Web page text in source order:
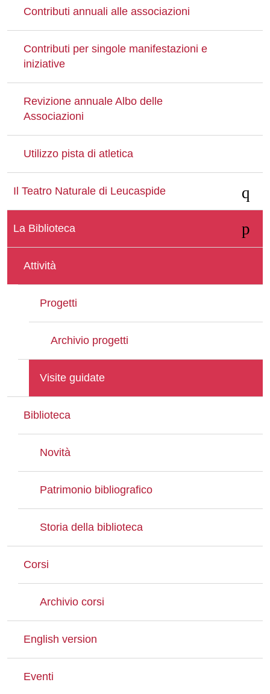
Contributi annuali alle associazioni
Contributi per singole manifestazioni e
iniziative
Revizione annuale Albo delle
Associazioni
Utilizzo pista di atletica
Il Teatro Naturale di Leucaspide
La Biblioteca
Attività
Progetti
Archivio progetti
Visite guidate
Biblioteca
Novità
Patrimonio bibliografico
Storia della biblioteca
Corsi
Archivio corsi
English version
Eventi